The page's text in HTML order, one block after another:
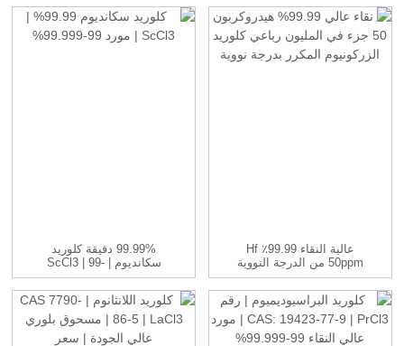
99.99% دقيقة كلوريد
سكانديوم | ScCl3 | 99-
99.999...
عالية النقاء 99.99٪ Hf
50ppm من الدرجة النووية
المكررة...